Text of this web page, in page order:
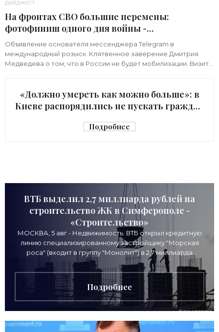
ДАЙДЖЕСТ
На фронтах СВО большие перемены:
фотофиниш одного дня войны -
«Недвижимость»
Объявление основателя мессенджера Telegram в
международный розыск. Клятвенное заверение Дмитрия
Медведева о том, что в России не будет мобилизации. Визит
«Должно умереть как можно больше»: в
Киеве распорядились не пускать граждан
Подробнее
ВТБ выделил 2,7 миллиарда рублей на
строительство ЖК в Симферополе -
«Строительство»
МОСКВА, 5 авг - Недвижимость. ВТБ открыл кредитную
линию специализированному застройщику "Морская
роса" (входит в группу "Монолит") в 2,7 миллиарда
рублей для
Подробнее